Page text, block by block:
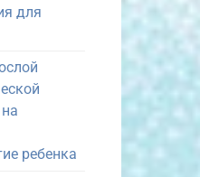
для
ребенка